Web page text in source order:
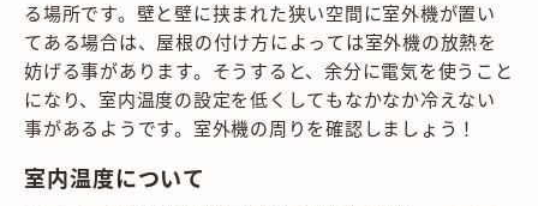
る場所です。壁と壁に挟まれた狭い空間に室外機が置い
てある場合は、屋根の付け方によっては室外機の放熱を
妨げる事があります。そうすると、余分に電気を使うこと
になり、室内温度の設定を低くしてもなかなか冷えない
事があるようです。室外機の周りを確認しましょう！
室内温度について